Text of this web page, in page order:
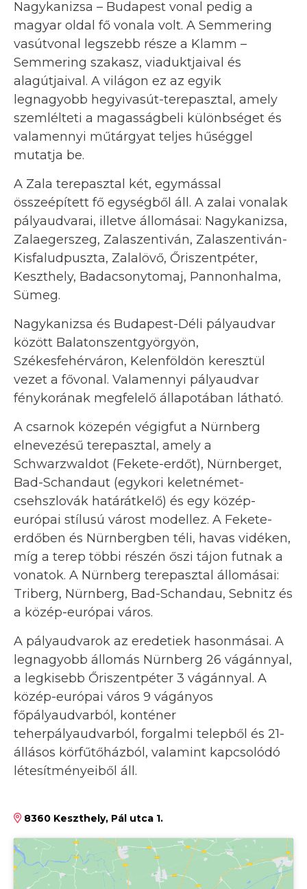
Nagykanizsa – Budapest vonal pedig a
magyar oldal fő vonala volt. A Semmering
vasútvonal legszebb része a Klamm –
Semmering szakasz, viaduktjaival és
alagútjaival. A világon ez az egyik
legnagyobb hegyivasút-terepasztal, amely
szemlélteti a magasságbeli különbséget és
valamennyi műtárgyat teljes hűséggel
mutatja be.
A Zala terepasztal két, egymással
összeépített fő egységből áll. A zalai vonalak
pályaudvarai, illetve állomásai: Nagykanizsa,
Zalaegerszeg, Zalaszentiván, Zalaszentiván-
Kisfaludpuszta, Zalalövő, Őriszentpéter,
Keszthely, Badacsonytomaj, Pannonhalma,
Sümeg.
Nagykanizsa és Budapest-Déli pályaudvar
között Balatonszentgyörgyön,
Székesfehérváron, Kelenföldön keresztül
vezet a fővonal. Valamennyi pályaudvar
fénykorának megfelelő állapotában látható.
A csarnok közepén végigfut a Nürnberg
elnevezésű terepasztal, amely a
Schwarzwaldot (Fekete-erdőt), Nürnberget,
Bad-Schandaut (egykori keletnémet-
csehszlovák határátkelő) és egy közép-
európai stílusú várost modellez. A Fekete-
erdőben és Nürnbergben téli, havas vidéken,
míg a terep többi részén őszi tájon futnak a
vonatok. A Nürnberg terepasztal állomásai:
Triberg, Nürnberg, Bad-Schandau, Sebnitz és
a közép-európai város.
A pályaudvarok az eredetiek hasonmásai. A
legnagyobb állomás Nürnberg 26 vágánnyal,
a legkisebb Őriszentpéter 3 vágánnyal. A
közép-európai város 9 vágányos
főpályaudvarból, konténer
teherpályaudvarból, forgalmi telepből és 21-
állásos körfűtőházból, valamint kapcsolódó
létesítményeiből áll.
8360 Keszthely, Pál utca 1.